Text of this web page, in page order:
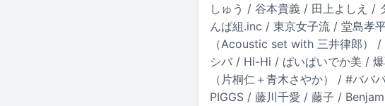
しゅう / 谷本貴義 / 田上よしえ /
んぱ組.inc / 東京女子流 / 堂島孝
（Acoustic set with 三井律郎）
シバ / Hi-Hi / ぱいぱいでか美 /
（片桐仁＋青木さやか） / #バ
PIGGS / 藤川千愛 / 藤子 /